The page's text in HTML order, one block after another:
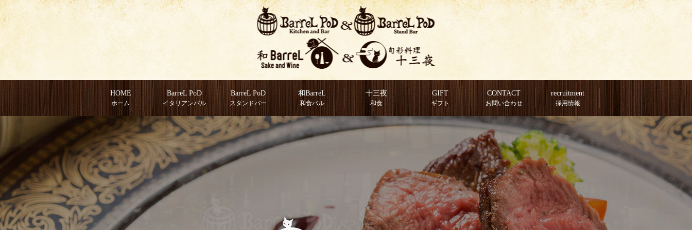
HOME
ホーム
BarreL PoD
イタリアンバル
BarreL PoD
スタンドバー
和BarreL
和食バル
十三夜
和食
GIFT
ギフト
CONTACT
お問い合わせ
recruitment
採用情報